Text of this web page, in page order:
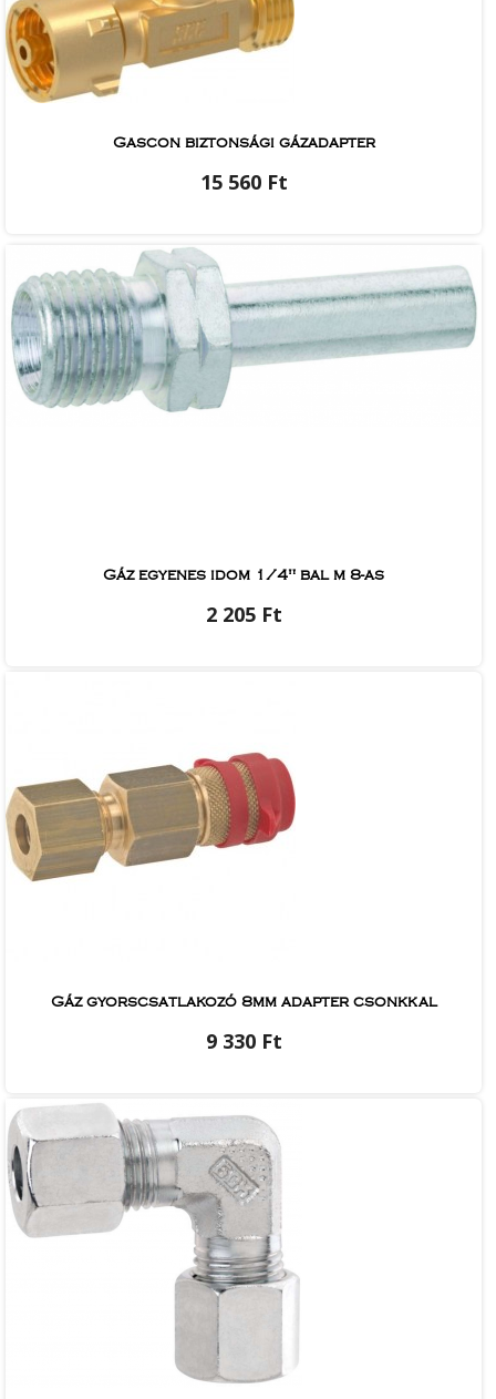
Gascon biztonsági gázadapter
15 560 Ft
Gáz egyenes idom 1/4" bal m 8-as
2 205 Ft
Gáz gyorscsatlakozó 8mm adapter csonkkal
9 330 Ft